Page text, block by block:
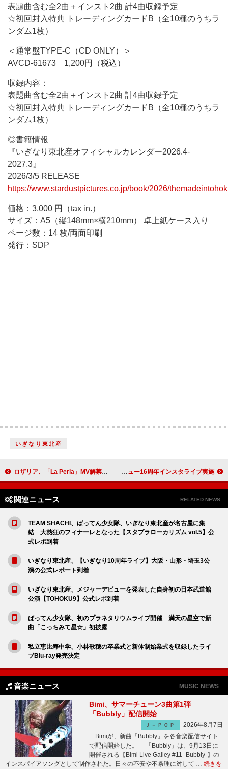
表題曲含む全2曲＋インスト2曲 計4曲収録予定
☆初回封入特典 トレーディングカードB（全10種のうちラ
ンダム1枚）
＜通常盤TYPE-C（CD ONLY）＞
AVCD-61673 1,200円（税込）
収録内容：
表題曲含む全2曲＋インスト2曲 計4曲収録予定
☆初回封入特典 トレーディングカードB（全10種のうちラ
ンダム1枚）
◎書籍情報
『いぎなり東北産オフィシャルカレンダー2026.4-
2027.3』
2026/3/5 RELEASE
https://www.stardustpictures.co.jp/book/2026/
価格：3,000 円（tax in.）
サイズ：A5（縦148mm×横210mm） 卓上紙ケース入り
ページ数：14 枚/両面印刷
発行：SDP
いぎなり東北産
ロザリア、「La Perla」MV解禁＆タワレコ渋谷で日本限定グッズ販売 androp、“君だけの幸せ”を祈るXmasソング「Santa」配信＆CDデビュー16周年インスタライブ実施
関連ニュース RELATED NEWS
TEAM SHACHI、ばってん少女隊、いぎなり東北産が名古屋に集
結 大熱狂のフィナーレとなった【スタプラローカリズム vol.5】公
式レポ到着
いぎなり東北産、【いぎなり10周年ライブ】大阪・山形・埼玉3公
演の公式レポート到着
いぎなり東北産、メジャーデビューを発表した自身初の日本武道館
公演【TOHOKU9】公式レポ到着
ばってん少女隊、初のプラネタリウムライブ開催 満天の星空で新
曲「こっちみて星☆」初披露
私立恵比寿中学、小林歌穂の卒業式と新体制始業式を収録したライ
ブBlu-ray発売決定
音楽ニュース MUSIC NEWS
Bimi、サマーチューン3曲第1弾
「Bubbly」配信開始
Ｊ－ＰＯＰ
2026年8月7日
Bimiが、新曲「Bubbly」を各音楽配信サイト
で配信開始した。 「Bubbly」は、9月13日に
開催される【Bimi Live Galley #11 -Bubbly-】の
インスパイアソングとして制作された。日々の不安や不条理に対して … 続きを